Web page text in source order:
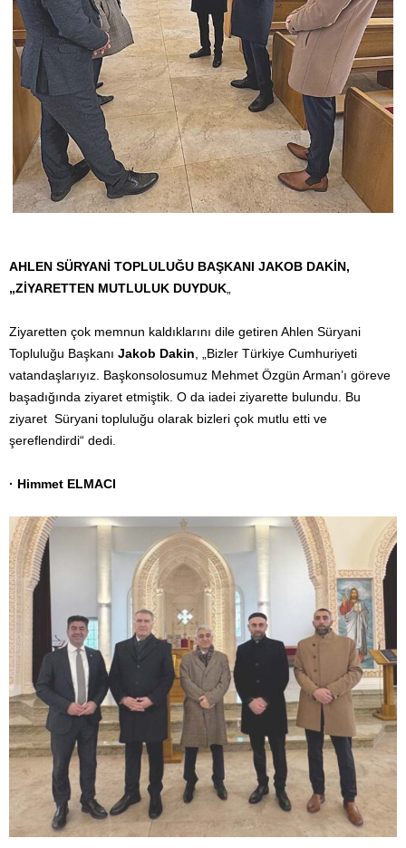
AHLEN SÜRYANİ TOPLULUĞU BAŞKANI JAKOB DAKİN,
„ZİYARETTEN MUTLULUK DUYDUK
Ziyaretten çok memnun kaldıklarını dile getiren Ahlen Süryani
Topluluğu Başkanı Jakob Dakin , „Bizler Türkiye Cumhuriyeti
vatandaşlarıyız. Başkonsolosumuz Mehmet Özgün Arman’ı göreve
başadığında ziyaret etmiştik. O da iadei ziyarette bulundu. Bu
ziyaret Süryani topluluğu olarak bizleri çok mutlu etti ve
şereflendirdi“ dedi.
· Himmet ELMACI